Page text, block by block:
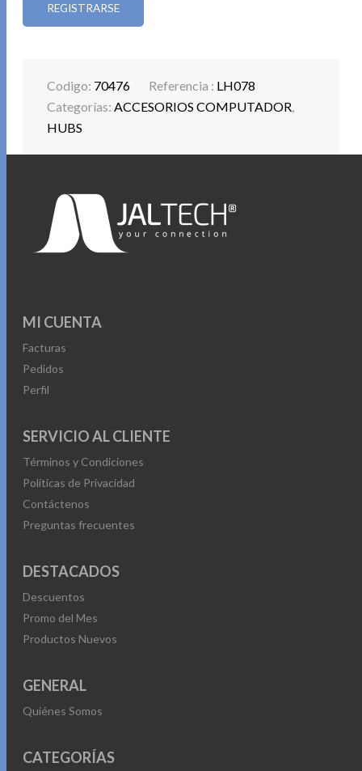
REGISTRARSE
Codigo: 70476 Referencia : LH078
Categorías:ACCESORIOS COMPUTADOR,
HUBS
MI CUENTA
Facturas
Pedidos
Perfil
SERVICIO AL CLIENTE
Términos y Condiciones
Políticas de Privacidad
Contáctenos
Preguntas frecuentes
DESTACADOS
Descuentos
Promo del Mes
Productos Nuevos
GENERAL
Quiénes Somos
CATEGORÍAS